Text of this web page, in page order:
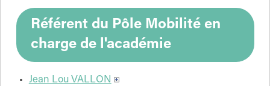
Référent du Pôle Mobilité en
charge de l'académie
Jean Lou VALLON